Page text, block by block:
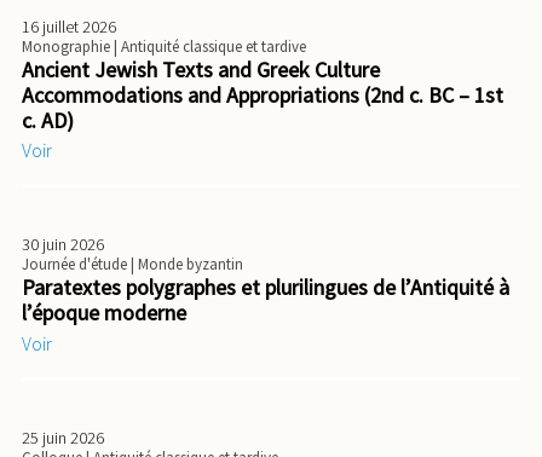
16 juillet 2026
Monographie| Antiquité classique et tardive
Ancient Jewish Texts and Greek Culture
Accommodations and Appropriations (2nd c. BC – 1st
c. AD)
Voir
30 juin 2026
Journée d'étude| Monde byzantin
Paratextes polygraphes et plurilingues de l’Antiquité à
l’époque moderne
Voir
25 juin 2026